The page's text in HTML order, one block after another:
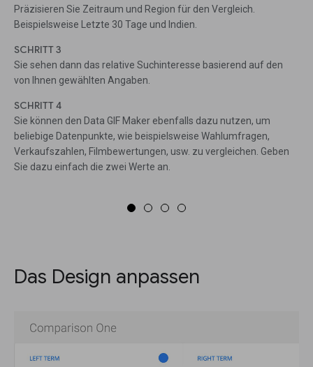
Präzisieren Sie Zeitraum und Region für den Vergleich.
Beispielsweise Letzte 30 Tage und Indien.
SCHRITT 3
Sie sehen dann das relative Suchinteresse basierend auf den
von Ihnen gewählten Angaben.
SCHRITT 4
Sie können den Data GIF Maker ebenfalls dazu nutzen, um
beliebige Datenpunkte, wie beispielsweise Wahlumfragen,
Verkaufszahlen, Filmbewertungen, usw. zu vergleichen. Geben
Sie dazu einfach die zwei Werte an.
Das Design anpassen